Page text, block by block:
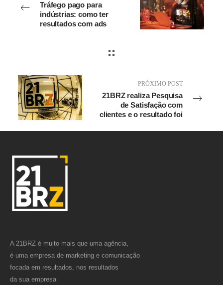
Tráfego pago para
indústrias: como ter
resultados com ads
PRÓXIMO POST
21BRZ realiza Pesquisa
de Satisfação com
clientes e o resultado foi
A 21BRZ é muito mais que uma agência,
é uma empresa de marketing e comunicação
focada em resultados, nos resultados
da sua empresa